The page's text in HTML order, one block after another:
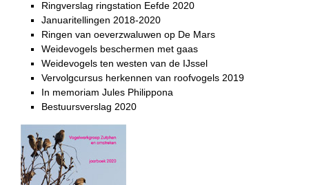
Ringverslag ringstation Eefde 2020
Januaritellingen 2018-2020
Ringen van oeverzwaluwen op De Mars
Weidevogels beschermen met gaas
Weidevogels ten westen van de IJssel
Vervolgcursus herkennen van roofvogels 2019
In memoriam Jules Philippona
Bestuursverslag 2020